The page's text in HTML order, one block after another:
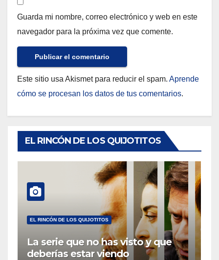
Guarda mi nombre, correo electrónico y web en este
navegador para la próxima vez que comente.
Este sitio usa Akismet para reducir el spam. Aprende
cómo se procesan los datos de tus comentarios.
EL RINCÓN DE LOS QUIJOTITOS
EL RINCÓN DE LOS QUIJOTITOS
La serie que no has visto y que
deberías estar viendo